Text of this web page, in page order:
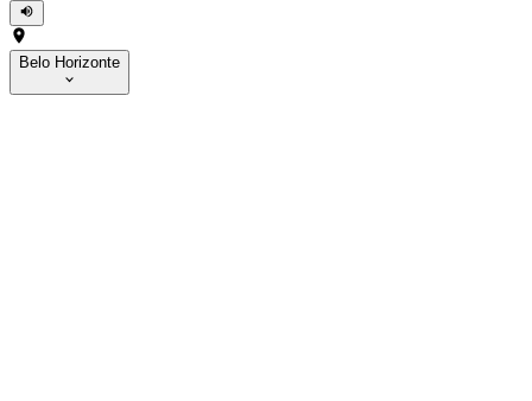
Belo Horizonte